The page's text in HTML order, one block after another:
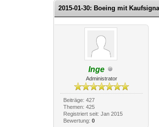
2015-01-30: Boeing mit Kaufsignal
Inge
Administrator
Beiträge: 427
Themen: 425
Registriert seit: Jan 2015
Bewertung: 0